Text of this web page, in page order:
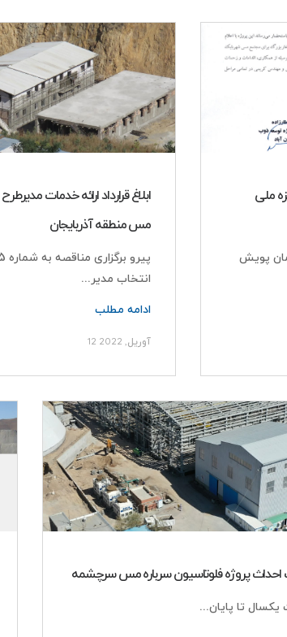
ملی
پویش
ابلاغ قرارداد ارائه خدمات
مس منطقه آذربایجان
انتخاب مدیر...
ادامه مطلب
12 آوریل, 2022
احداث پروژه فلوتاسیون سرباره مس سرچشمه
دسترسی سریع
تماس با ما
فرصت های شغلی